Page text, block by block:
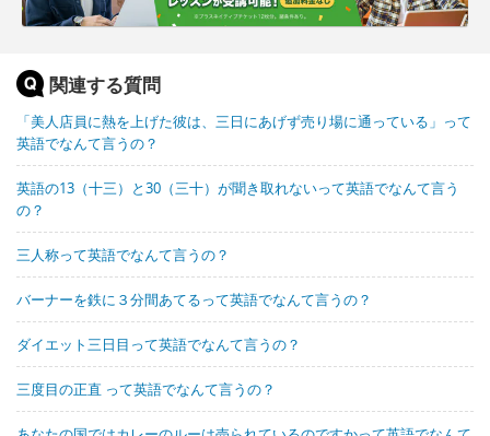
関連する質問
「美人店員に熱を上げた彼は、三日にあげず売り場に通っている」って
英語でなんて言うの？
英語の13（十三）と30（三十）が聞き取れないって英語でなんて言う
の？
三人称って英語でなんて言うの？
バーナーを鉄に３分間あてるって英語でなんて言うの？
ダイエット三日目って英語でなんて言うの？
三度目の正直 って英語でなんて言うの？